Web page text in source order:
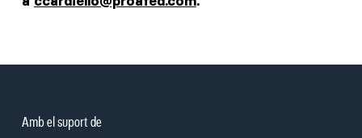
Amb el suport de